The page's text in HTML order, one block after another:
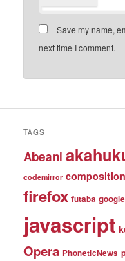
Save my name,
next time I comment.
TAGS
Abeani
codemirror
firefox futaba
javascript
Opera PhoneticNews